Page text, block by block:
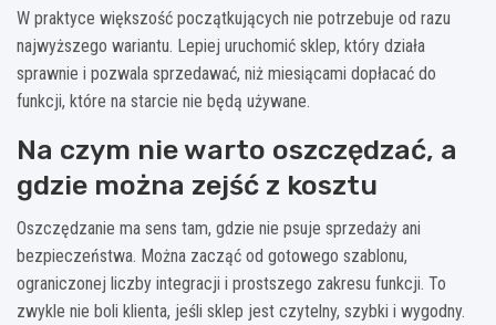
W praktyce większość początkujących nie potrzebuje od razu
najwyższego wariantu. Lepiej uruchomić sklep, który działa
sprawnie i pozwala sprzedawać, niż miesiącami dopłacać do
funkcji, które na starcie nie będą używane.
Na czym nie warto oszczędzać, a
gdzie można zejść z kosztu
Oszczędzanie ma sens tam, gdzie nie psuje sprzedaży ani
bezpieczeństwa. Można zacząć od gotowego szablonu,
ograniczonej liczby integracji i prostszego zakresu funkcji. To
zwykle nie boli klienta, jeśli sklep jest czytelny, szybki i wygodny.